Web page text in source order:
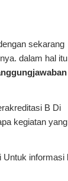
sekarang
dalam hal
B Di
kegiatan
Untuk informasi